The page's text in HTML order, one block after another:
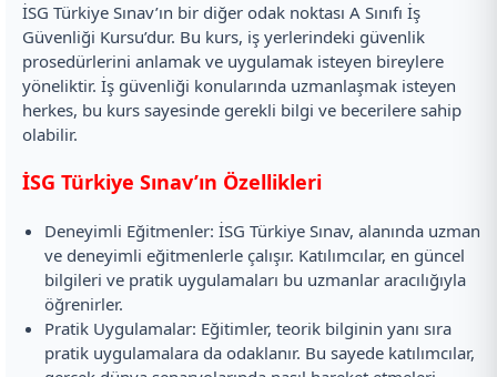
İSG Türkiye Sınav’ın bir diğer odak noktası A Sınıfı İş
Güvenliği Kursu’dur. Bu kurs, iş yerlerindeki güvenlik
prosedürlerini anlamak ve uygulamak isteyen bireylere
yöneliktir. İş güvenliği konularında uzmanlaşmak isteyen
herkes, bu kurs sayesinde gerekli bilgi ve becerilere sahip
olabilir.
İSG Türkiye Sınav’ın Özellikleri
Deneyimli Eğitmenler: İSG Türkiye Sınav, alanında uzman
ve deneyimli eğitmenlerle çalışır. Katılımcılar, en güncel
bilgileri ve pratik uygulamaları bu uzmanlar aracılığıyla
öğrenirler.
Pratik Uygulamalar: Eğitimler, teorik bilginin yanı sıra
pratik uygulamalara da odaklanır. Bu sayede katılımcılar,